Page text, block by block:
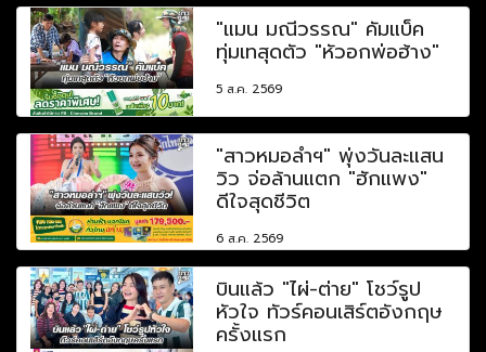
"แมน มณีวรรณ" คัมแบ็ค
ทุ่มเทสุดตัว "หัวอกพ่อฮ้าง"
5 ส.ค. 2569
"สาวหมอลำฯ" พุ่งวันละแสน
วิว จ่อล้านแตก "ฮักแพง"
ดีใจสุดชีวิต
6 ส.ค. 2569
บินแล้ว "ไผ่-ต่าย" โชว์รูป
หัวใจ ทัวร์คอนเสิร์ตอังกฤษ
ครั้งแรก